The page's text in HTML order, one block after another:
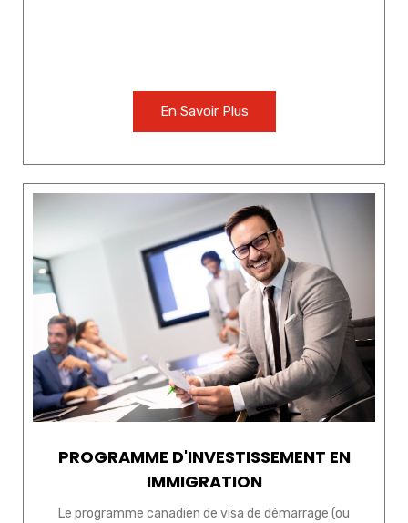
En Savoir Plus
PROGRAMME D'INVESTISSEMENT EN
IMMIGRATION
Le programme canadien de visa de démarrage (ou